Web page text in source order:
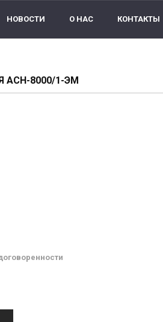
НОВОСТИ О НАС КОНТАКТЫ
8000/1-ЭМ